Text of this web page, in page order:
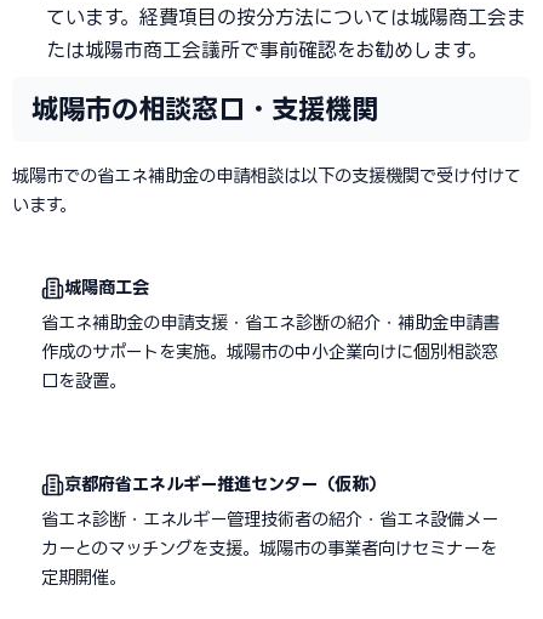
ています。経費項目の按分方法については城陽商工会ま
たは城陽市商工会議所で事前確認をお勧めします。
城陽市の相談窓口・支援機関
城陽市での省エネ補助金の申請相談は以下の支援機関で受け付けて
います。
城陽商工会
省エネ補助金の申請支援・省エネ診断の紹介・補助金申請書
作成のサポートを実施。城陽市の中小企業向けに個別相談窓
口を設置。
京都府省エネルギー推進センター（仮称）
省エネ診断・エネルギー管理技術者の紹介・省エネ設備メー
カーとのマッチングを支援。城陽市の事業者向けセミナーを
定期開催。